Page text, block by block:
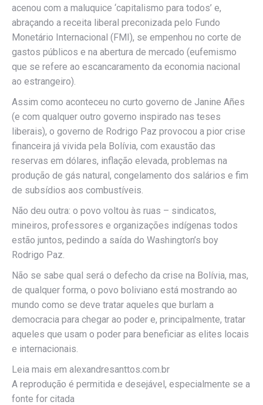
acenou com a maluquice ‘capitalismo para todos’ e,
abraçando a receita liberal preconizada pelo Fundo
Monetário Internacional (FMI), se empenhou no corte de
gastos públicos e na abertura de mercado (eufemismo
que se refere ao escancaramento da economia nacional
ao estrangeiro).
Assim como aconteceu no curto governo de Janine Añes
(e com qualquer outro governo inspirado nas teses
liberais), o governo de Rodrigo Paz provocou a pior crise
financeira já vivida pela Bolívia, com exaustão das
reservas em dólares, inflação elevada, problemas na
produção de gás natural, congelamento dos salários e fim
de subsídios aos combustíveis.
Não deu outra: o povo voltou às ruas – sindicatos,
mineiros, professores e organizações indígenas todos
estão juntos, pedindo a saída do Washington’s boy
Rodrigo Paz.
Não se sabe qual será o defecho da crise na Bolívia, mas,
de qualquer forma, o povo boliviano está mostrando ao
mundo como se deve tratar aqueles que burlam a
democracia para chegar ao poder e, principalmente, tratar
aqueles que usam o poder para beneficiar as elites locais
e internacionais.
Leia mais em alexandresanttos.com.br
A reprodução é permitida e desejável, especialmente se a
fonte for citada